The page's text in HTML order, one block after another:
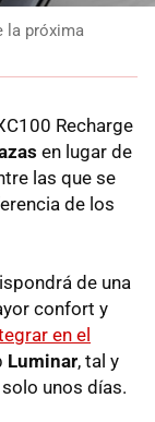
la próxima
Recharge
en lugar de
las que se
de los
de una
confort y
en el
Luminar, tal y
unos días.